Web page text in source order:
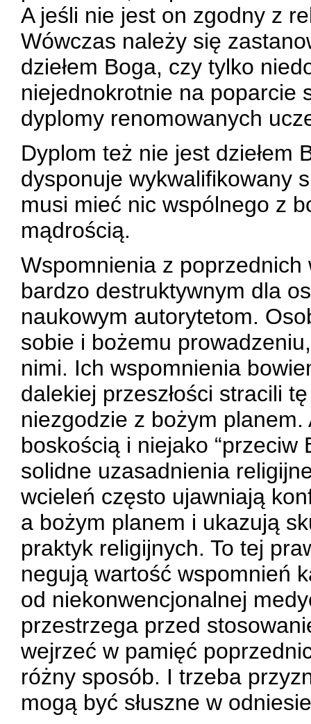
A jeśli nie jest on zgodny z
Wówczas należy się
dziełem Boga, czy tylko
niejednokrotnie na poparcie
dyplomy renomowanych
Dyplom też nie jest dziełem
dysponuje wykwalifikowany
musi mieć nic wspólnego z
mądrością.
Wspomnienia z
bardzo destruktywnym dla
naukowym autorytetom.
sobie i bożemu
nimi. Ich wspomnienia
dalekiej przeszłości stracili
niezgodzie z bożym
boskością i niejako “przeciw
solidne uzasadnienia
wcieleń często ujawniają
a bożym planem i ukazują
praktyk religijnych. To tej
negują wartość wspomnień
od niekonwencjonalnej
przestrzega przed
wejrzeć w pamięć
różny sposób. I trzeba
mogą być słuszne w